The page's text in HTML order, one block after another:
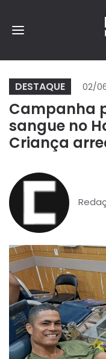
DESTAQUE 02/
Campanha
sangue no
Criança